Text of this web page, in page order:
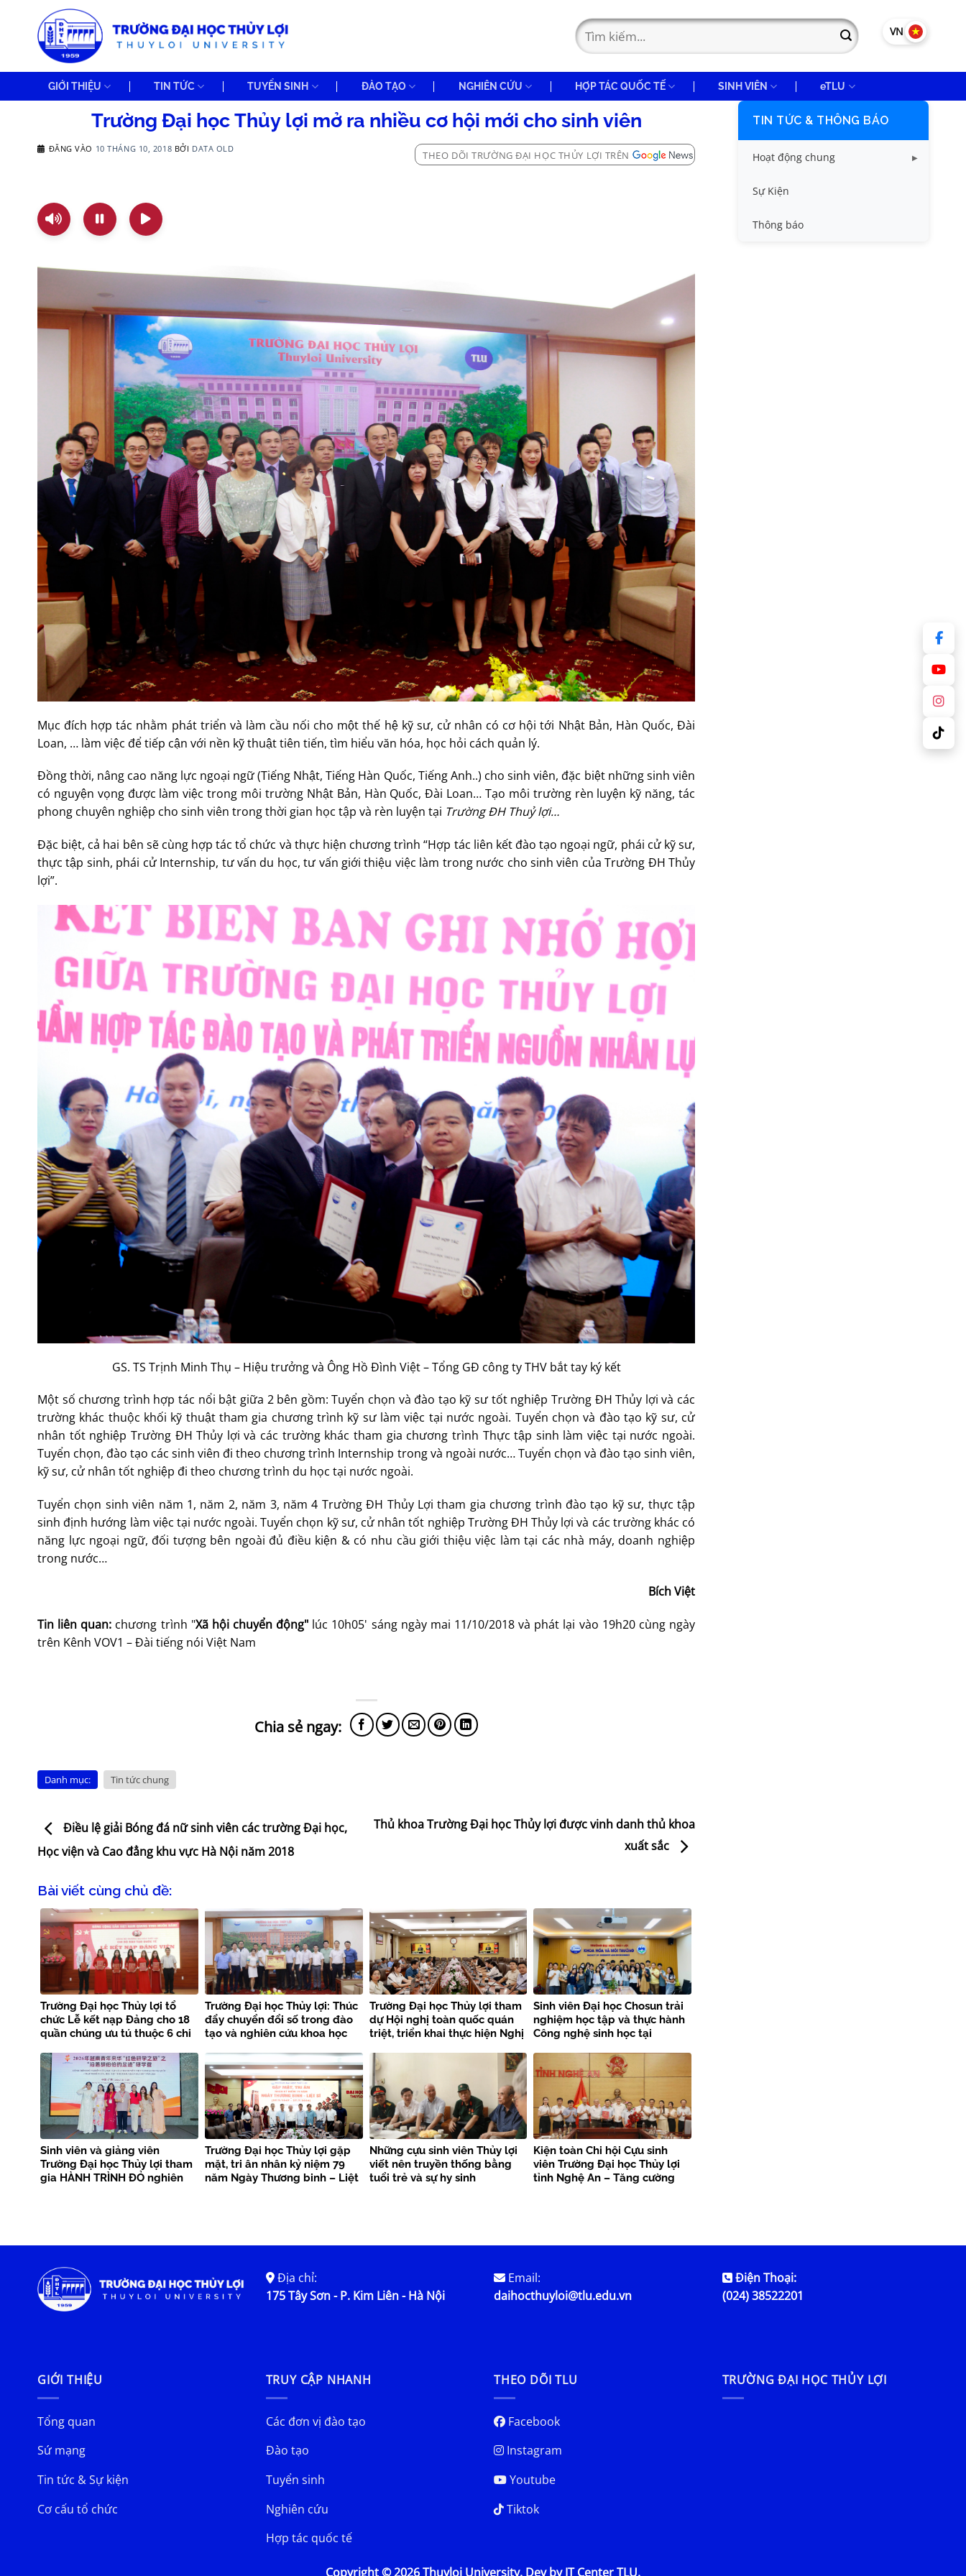
VN EN
GIỚI THIỆU TIN TỨC TUYỂN SINH ĐÀO TẠO NGHIÊN CỨU HỢP TÁC QUỐC TẾ SINH VIÊN eTLU
Trường Đại học Thủy lợi mở ra nhiều cơ hội mới cho sinh viên
ĐĂNG VÀO 10 THÁNG 10, 2018 BỞI DATA OLD
THEO DÕI TRƯỜNG ĐẠI HỌC THỦY LỢI TRÊN
Mục đích hợp tác nhằm phát triển và làm cầu nối cho một thế hệ kỹ sư, cử nhân có cơ hội tới Nhật Bản, Hàn Quốc, Đài
Loan, … làm việc để tiếp cận với nền kỹ thuật tiên tiến, tìm hiểu văn hóa, học hỏi cách quản lý.
Đồng thời, nâng cao năng lực ngoại ngữ (Tiếng Nhật, Tiếng Hàn Quốc, Tiếng Anh..) cho sinh viên, đặc biệt những sinh viên
có nguyện vọng được làm việc trong môi trường Nhật Bản, Hàn Quốc, Đài Loan… Tạo môi trường rèn luyện kỹ năng, tác
phong chuyên nghiệp cho sinh viên trong thời gian học tập và rèn luyện tại Trường ĐH Thuỷ lợi…
Đặc biệt, cả hai bên sẽ cùng hợp tác tổ chức và thực hiện chương trình “Hợp tác liên kết đào tạo ngoại ngữ, phái cử kỹ sư,
thực tập sinh, phái cử Internship, tư vấn du học, tư vấn giới thiệu việc làm trong nước cho sinh viên của Trường ĐH Thủy
lợi”.
GS. TS Trịnh Minh Thụ – Hiệu trưởng và Ông Hồ Đình Việt – Tổng GĐ công ty THV bắt tay ký kết
Một số chương trình hợp tác nổi bật giữa 2 bên gồm: Tuyển chọn và đào tạo kỹ sư tốt nghiệp Trường ĐH Thủy lợi và các
trường khác thuộc khối kỹ thuật tham gia chương trình kỹ sư làm việc tại nước ngoài. Tuyển chọn và đào tạo kỹ sư, cử
nhân tốt nghiệp Trường ĐH Thủy lợi và các trường khác tham gia chương trình Thực tập sinh làm việc tại nước ngoài.
Tuyển chọn, đào tạo các sinh viên đi theo chương trình Internship trong và ngoài nước… Tuyển chọn và đào tạo sinh viên,
kỹ sư, cử nhân tốt nghiệp đi theo chương trình du học tại nước ngoài.
Tuyển chọn sinh viên năm 1, năm 2, năm 3, năm 4 Trường ĐH Thủy Lợi tham gia chương trình đào tạo kỹ sư, thực tập
sinh định hướng làm việc tại nước ngoài. Tuyển chọn kỹ sư, cử nhân tốt nghiệp Trường ĐH Thủy lợi và các trường khác có
năng lực ngoại ngữ, đối tượng bên ngoài đủ điều kiện & có nhu cầu giới thiệu việc làm tại các nhà máy, doanh nghiệp
trong nước…
Bích Việt
Tin liên quan: chương trình "Xã hội chuyển động" lúc 10h05' sáng ngày mai 11/10/2018 và phát lại vào 19h20 cùng ngày
trên Kênh VOV1 – Đài tiếng nói Việt Nam
Danh mục: Tin tức chung
Điều lệ giải Bóng đá nữ sinh viên các trường Đại học,
Học viện và Cao đẳng khu vực Hà Nội năm 2018
Thủ khoa Trường Đại học Thủy lợi được vinh danh thủ khoa
xuất sắc
Bài viết cùng chủ đề:
Trường Đại học Thủy lợi tổ
chức Lễ kết nạp Đảng cho 18
quần chúng ưu tú thuộc 6 chi
Trường Đại học Thủy lợi: Thúc
đẩy chuyển đổi số trong đào
tạo và nghiên cứu khoa học
Trường Đại học Thủy lợi tham
dự Hội nghị toàn quốc quán
triệt, triển khai thực hiện Nghị
khóa XIV
Sinh viên Đại học Chosun trải
nghiệm học tập và thực hành
Công nghệ sinh học tại
Sinh viên và giảng viên
Trường Đại học Thủy lợi tham
gia HÀNH TRÌNH ĐỎ nghiên
2026
Trường Đại học Thủy lợi gặp
mặt, tri ân nhân kỷ niệm 79
năm Ngày Thương binh – Liệt
Những cựu sinh viên Thủy lợi
viết nên truyền thống bằng
tuổi trẻ và sự hy sinh
Kiện toàn Chi hội Cựu sinh
viên Trường Đại học Thủy lợi
tỉnh Nghệ An – Tăng cường
TIN TỨC & THÔNG BÁO
Hoạt động chung
Tin công tác sinh viên
Tin đào tạo
Sự Kiện
Thông báo
Địa chỉ:
175 Tây Sơn - P. Kim Liên - Hà Nội
Email:
daihocthuyloi@tlu.edu.vn
Điện Thoại:
(024) 38522201
GIỚI THIỆU
Tổng quan
Sứ mạng
Tin tức & Sự kiện
Cơ cấu tổ chức
TRUY CẬP NHANH
Các đơn vị đào tạo
Đào tạo
Tuyển sinh
Nghiên cứu
Hợp tác quốc tế
THEO DÕI TLU
Facebook
Instagram
Youtube
Tiktok
TRƯỜNG ĐẠI HỌC THỦY LỢI
Copyright © 2026 Thuyloi University. Dev by IT Center TLU.